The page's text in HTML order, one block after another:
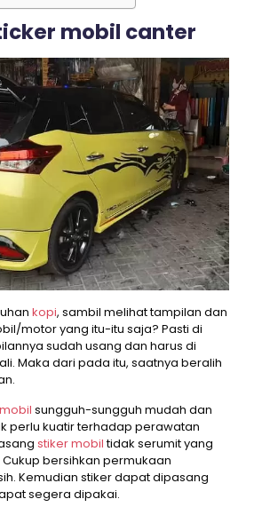
mobil canter
kopi, sambil melihat tampilan dan
motor yang itu-itu saja? Pasti di
sudah usang dan harus di
Maka dari pada itu, saatnya beralih
sungguh-sungguh mudah dan
perlu kuatir terhadap perawatan
stiker mobiltidak serumit yang
bersihkan permukaan
Kemudian stiker dapat dipasang
segera dipakai.